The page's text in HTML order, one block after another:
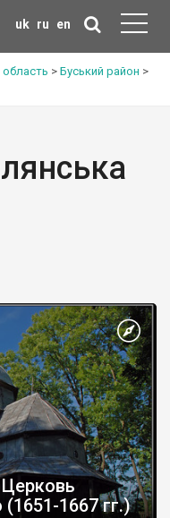
uk ru en
> Буський район >
1667 гг.)